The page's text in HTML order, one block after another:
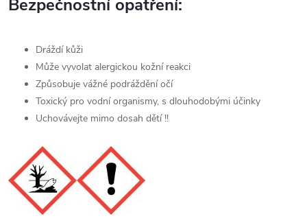
Bezpečnostní opatření:
Dráždí kůži
Může vyvolat alergickou kožní reakci
Způsobuje vážné podráždění očí
Toxický pro vodní organismy, s dlouhodobými účinky
Uchovávejte mimo dosah dětí !!